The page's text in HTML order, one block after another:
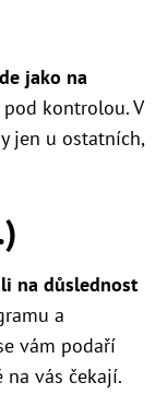
jako na
kontrolou. V
jen u ostatních,
na důslednost
a
vám podaří
vás čekají.